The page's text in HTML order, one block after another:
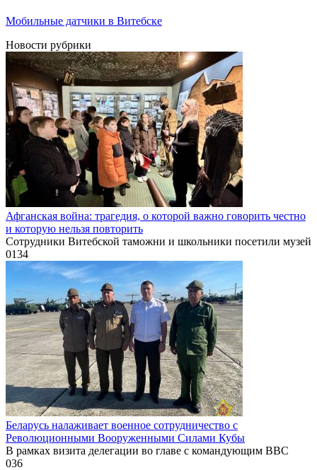
Мобильные датчики в Витебске
Новости рубрики
Афганская война: трагедия, о которой важно говорить честно
и которую нельзя повторить
Сотрудники Витебской таможни и школьники посетили музей
0134
Беларусь налаживает военное сотрудничество с
Революционными Вооруженными Силами Кубы
В рамках визита делегации во главе с командующим ВВС
036